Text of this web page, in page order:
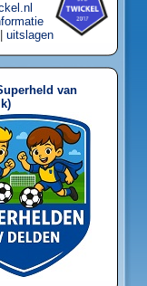
uitslagen
van
)